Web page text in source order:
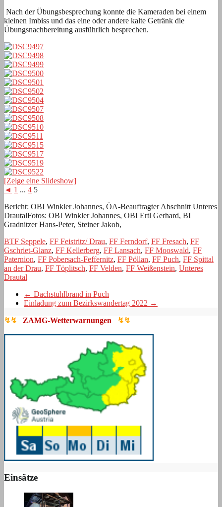
Nach der Übungsbesprechung konnte die Kameraden bei einem
kleinen Imbiss und das eine oder andere kalte Getränk die
Übungsnachbereitung ausführlich besprechen.
[Zeige eine Slideshow]
◄ 1 ... 4 5
Bericht: OBI Winkler Johannes, ÖA-Beauftragter Abschnitt Unteres
DrautalFotos: OBI Winkler Johannes, OBI Ertl Gerhard, BI
Gradnitzer Hans-Peter, Steiner Jakob,
BTF Seppele, FF Feistritz/ Drau, FF Ferndorf, FF Fresach, FF
Gschriet-Glanz, FF Kellerberg, FF Lansach, FF Mooswald, FF
Paternion, FF Pobersach-Feffernitz, FF Pöllan, FF Puch, FF Spittal
an der Drau, FF Töplitsch, FF Velden, FF Weißenstein, Unteres
Drautal
← Dachstuhlbrand in Puch
Einladung zum Bezirkswandertag 2022 →
↯↯ ZAMG-Wetterwarnungen ↯↯
Einsätze